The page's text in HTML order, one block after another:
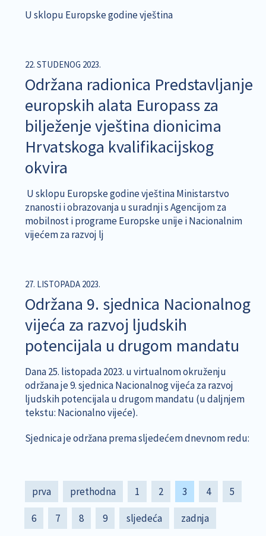
U sklopu Europske godine vještina
22. STUDENOG 2023.
Održana radionica Predstavljanje
europskih alata Europass za
bilježenje vještina dionicima
Hrvatskoga kvalifikacijskog
okvira
U sklopu Europske godine vještina Ministarstvo
znanosti i obrazovanja u suradnji s Agencijom za
mobilnost i programe Europske unije i Nacionalnim
vijećem za razvoj lj
27. LISTOPADA 2023.
Održana 9. sjednica Nacionalnog
vijeća za razvoj ljudskih
potencijala u drugom mandatu
Dana 25. listopada 2023. u virtualnom okruženju
održana je 9. sjednica Nacionalnog vijeća za razvoj
ljudskih potencijala u drugom mandatu (u daljnjem
tekstu: Nacionalno vijeće).
Sjednica je održana prema sljedećem dnevnom redu:
Pagination
First
page
prva
Previous
page
prethodna Page
1 Page
2
Current
page
3 Page
4 Page
5
Page
6 Page
7 Page
8 Page
9
Next
page
sljedeća
Last
page
zadnja